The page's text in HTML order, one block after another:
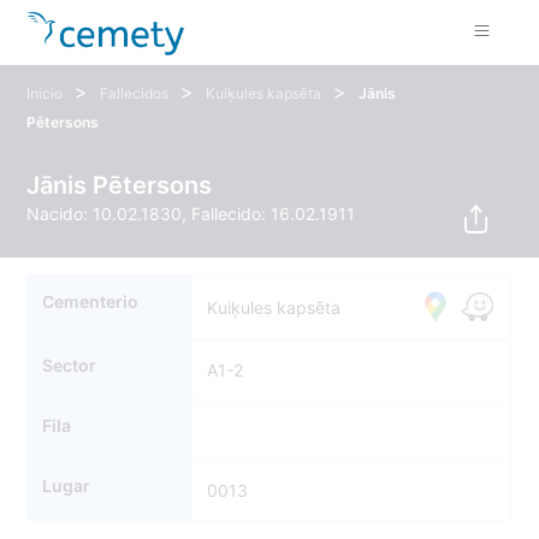
Inicio > Fallecidos > Kuiķules kapsēta >
Jānis
Pētersons
Jānis Pētersons
Nacido: 10.02.1830, Fallecido: 16.02.1911
Cementerio Kuiķules kapsēta
Sector A1-2
Fila
Lugar 0013